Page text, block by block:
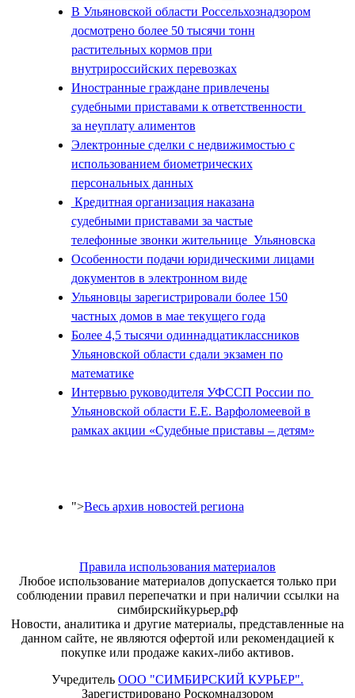
В Ульяновской области Россельхознадзором
досмотрено более 50 тысячи тонн
растительных кормов при
внутрироссийских перевозках
Иностранные граждане привлечены
судебными приставами к ответственности
за неуплату алиментов
Электронные сделки с недвижимостью с
использованием биометрических
персональных данных
Кредитная организация наказана
судебными приставами за частые
телефонные звонки жительнице Ульяновска
Особенности подачи юридическими лицами
документов в электронном виде
Ульяновцы зарегистрировали более 150
частных домов в мае текущего года
Более 4,5 тысячи одиннадцатиклассников
Ульяновской области сдали экзамен по
математике
Интервью руководителя УФССП России по
Ульяновской области Е.Е. Варфоломеевой в
рамках акции «Судебные приставы – детям»
">Весь архив новостей региона
Правила использования материалов
Любое использование материалов допускается только при
соблюдении правил перепечатки и при наличии ссылки на
симбирскийкурьер.рф
Новости, аналитика и другие материалы, представленные на
данном сайте, не являются офертой или рекомендацией к
покупке или продаже каких-либо активов.
Учредитель ООО "СИМБИРСКИЙ КУРЬЕР".
Зарегистрировано Роскомнадзором